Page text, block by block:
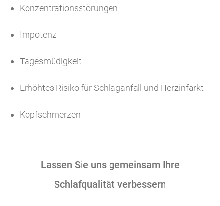
Konzentrationsstörungen
Impotenz
Tagesmüdigkeit
Erhöhtes Risiko für Schlaganfall und Herzinfarkt
Kopfschmerzen
Lassen Sie uns gemeinsam Ihre
Schlafqualität verbessern